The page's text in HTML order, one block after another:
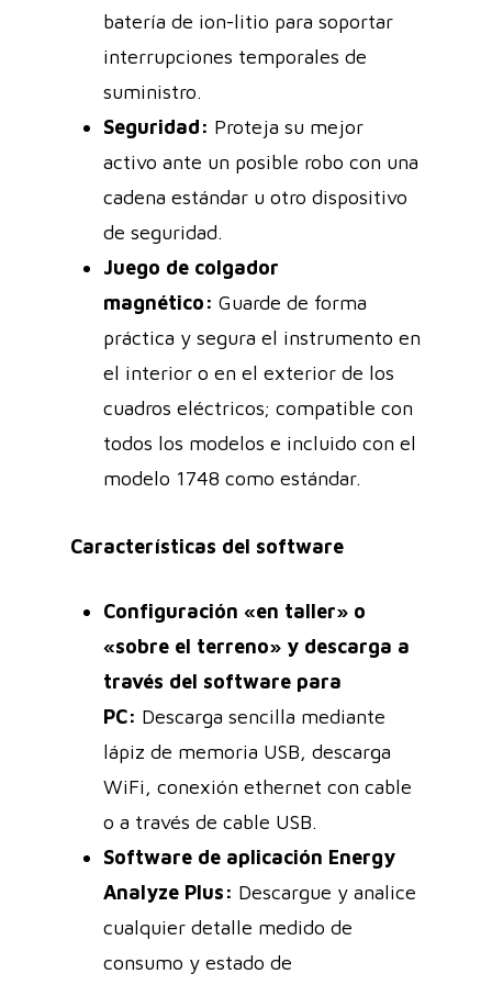
batería de ion-litio para soportar
interrupciones temporales de
suministro.
Seguridad: Proteja su mejor
activo ante un posible robo con una
cadena estándar u otro dispositivo
de seguridad.
Juego de colgador
magnético: Guarde de forma
práctica y segura el instrumento en
el interior o en el exterior de los
cuadros eléctricos; compatible con
todos los modelos e incluido con el
modelo 1748 como estándar.
Características del software
Configuración «en taller» o
«sobre el terreno» y descarga a
través del software para
PC: Descarga sencilla mediante
lápiz de memoria USB, descarga
WiFi, conexión ethernet con cable
o a través de cable USB.
Software de aplicación Energy
Analyze Plus: Descargue y analice
cualquier detalle medido de
consumo y estado de